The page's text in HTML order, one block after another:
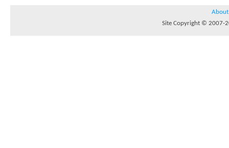
About
Site Copyright © 2007-